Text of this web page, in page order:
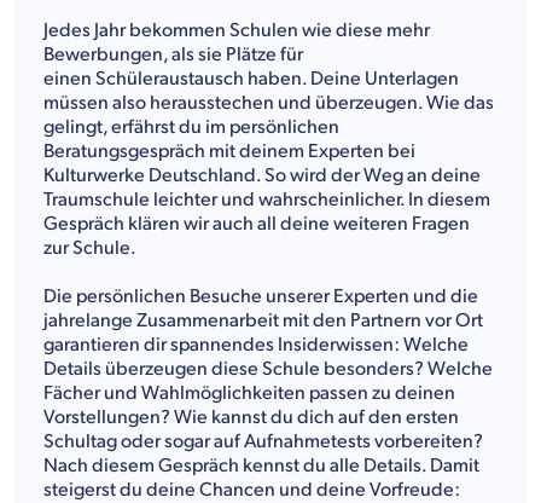
Jedes Jahr bekommen Schulen wie diese mehr
Bewerbungen, als sie Plätze für
einen Schüleraustausch haben. Deine Unterlagen
müssen also herausstechen und überzeugen. Wie das
gelingt, erfährst du im persönlichen
Beratungsgespräch mit deinem Experten bei
Kulturwerke Deutschland. So wird der Weg an deine
Traumschule leichter und wahrscheinlicher. In diesem
Gespräch klären wir auch all deine weiteren Fragen
zur Schule.
Die persönlichen Besuche unserer Experten und die
jahrelange Zusammenarbeit mit den Partnern vor Ort
garantieren dir spannendes Insiderwissen: Welche
Details überzeugen diese Schule besonders? Welche
Fächer und Wahlmöglichkeiten passen zu deinen
Vorstellungen? Wie kannst du dich auf den ersten
Schultag oder sogar auf Aufnahmetests vorbereiten?
Nach diesem Gespräch kennst du alle Details. Damit
steigerst du deine Chancen und deine Vorfreude: